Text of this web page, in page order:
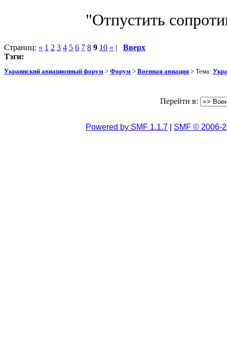
"Отпустить
Страниц: « 1 2 3 4 5 6 7 8 9 10 » | Вверх
Тэги:
Украинский авиационный форум > Форум > Военная авиация > Тема:
Перейти в:
Powered by SMF 1.1.7 SMF © 2006-